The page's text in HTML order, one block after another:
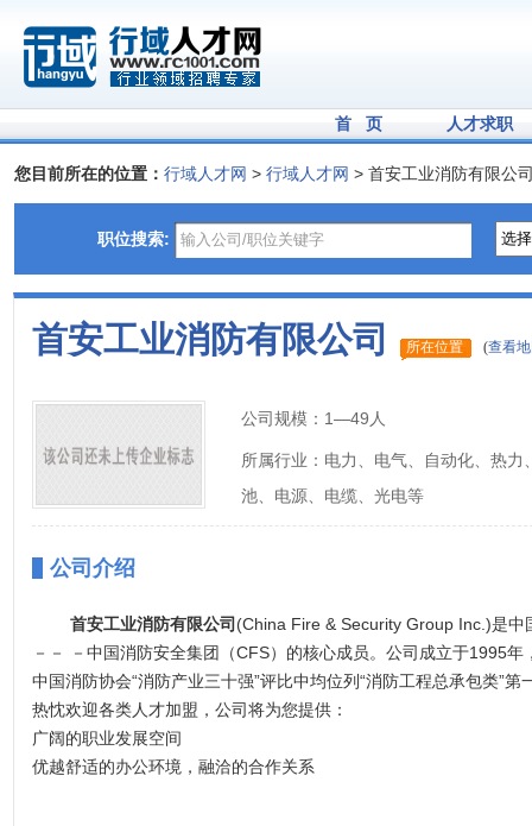
首 页 人才求职
您目前所在的位置： 行域人才网 > 行域人才网 > 首安工业消防有限公
职位搜索:
首安工业消防有限公司 所在位置 (查看
公司规模： 1—49人
所属行业： 电力、电气、自动化、热力
池、电源、电缆、光电等
公司介绍
首安工业消防有限公司 (China Fire & Security Group Inc.)是中
－－ －中国消防安全集团（CFS）的核心成员。公司成立于1995
中国消防协会“消防产业三十强”评比中均位列“消防工程总承包类”
热忱欢迎各类人才加盟，公司将为您提供：
广阔的职业发展空间
优越舒适的办公环境，融洽的合作关系